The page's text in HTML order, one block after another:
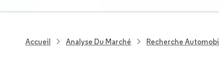
Accueil Analyse Du Marché Recherche